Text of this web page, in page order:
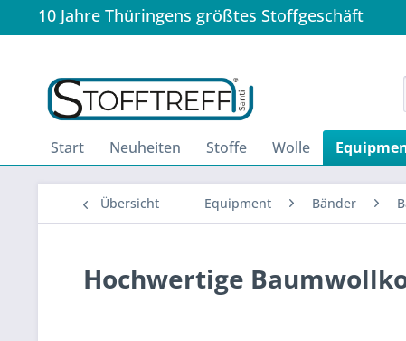
10 Jahre Thüringens größtes Stoffgeschäft
Start Neuheiten Stoffe Wolle
Übersicht Equipment Bänder
Hochwertige